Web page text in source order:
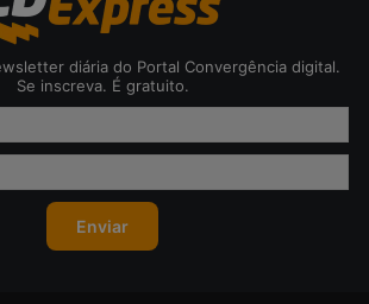
diária do Portal Convergência digital.
Se inscreva. É gratuito.